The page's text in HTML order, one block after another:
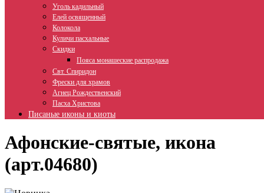
Уголь кадильный
Елей освященный
Колокола
Куличи пасхальные
Скидки
Пояса монашеские распродажа
Свт. Спиридон
Фрески для храмов
Агнец Рождественский
Пасха Христова
Писаные иконы и киоты
Афонские-святые, икона
(арт.04680)